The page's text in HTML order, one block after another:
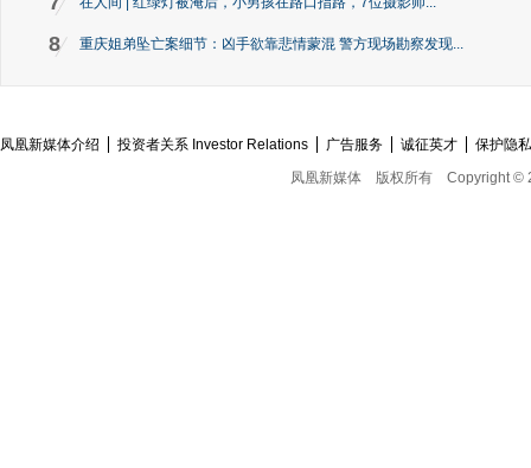
8 重庆姐弟坠亡案细节：凶手欲靠悲情蒙混 警方现场勘察发现...
凤凰新媒体介绍 投资者关系 Investor Relations 广告服务 诚征英才
保护隐
凤凰新媒体
版权所有 Copyright ©